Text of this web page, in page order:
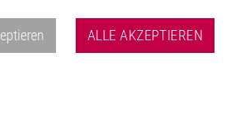
ALLE AKZEPTIEREN